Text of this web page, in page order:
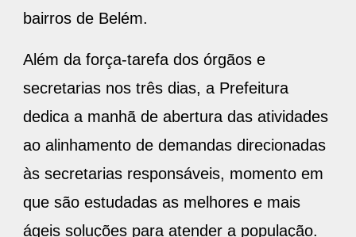
bairros de Belém.
Além da força-tarefa dos órgãos e
secretarias nos três dias, a Prefeitura
dedica a manhã de abertura das atividades
ao alinhamento de demandas direcionadas
às secretarias responsáveis, momento em
que são estudadas as melhores e mais
ágeis soluções para atender a população.